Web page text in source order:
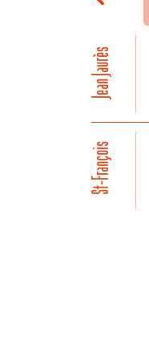
Jean Jaurès
St-François